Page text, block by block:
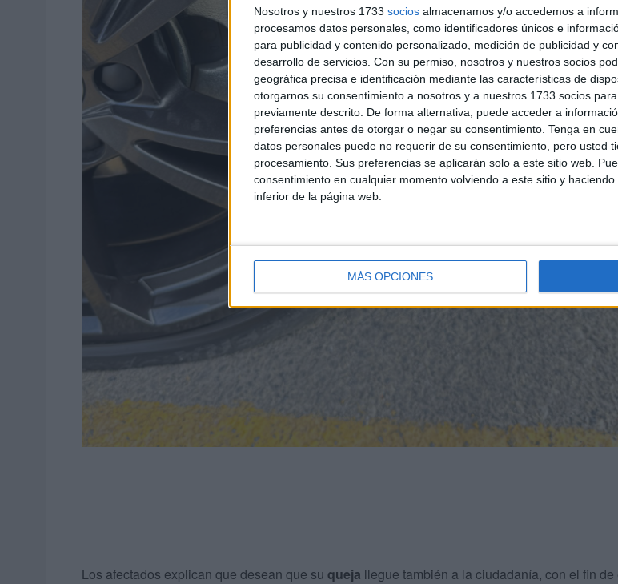
Nosotros y nuestros 1733 socios almacenamos y/o accedemos a
procesamos datos personales, como identificadores únicos e
para publicidad y contenido personalizado, medición de publicidad y
desarrollo de servicios. Con su permiso, nosotros y nuestros socios
geográfica precisa e identificación mediante las características de
otorgarnos su consentimiento a nosotros y a nuestros 1733 socios
previamente descrito. De forma alternativa, puede acceder a
preferencias antes de otorgar o negar su consentimiento. Tenga en
datos personales puede no requerir de su consentimiento, pero usted
procesamiento. Sus preferencias se aplicarán solo a este sitio web.
consentimiento en cualquier momento volviendo a este sitio y
inferior de la página web.
MÁS OPCIONES
Los afectados explican que desean que su queja llegue también a la ciudadanía, con el fin de